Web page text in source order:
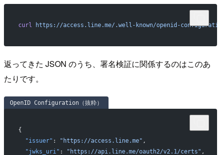
curl https://access.line.me/.well-known/openid-
返ってきた JSON のうち、署名検証に関係するのはこのあ
たりです。
OpenID Configuration（抜粋）
{
  "issuer"
: "https://access.line.me" ,
  "jwks_uri"
: "https://api.line.me/oauth2/v2.1/certs" ,